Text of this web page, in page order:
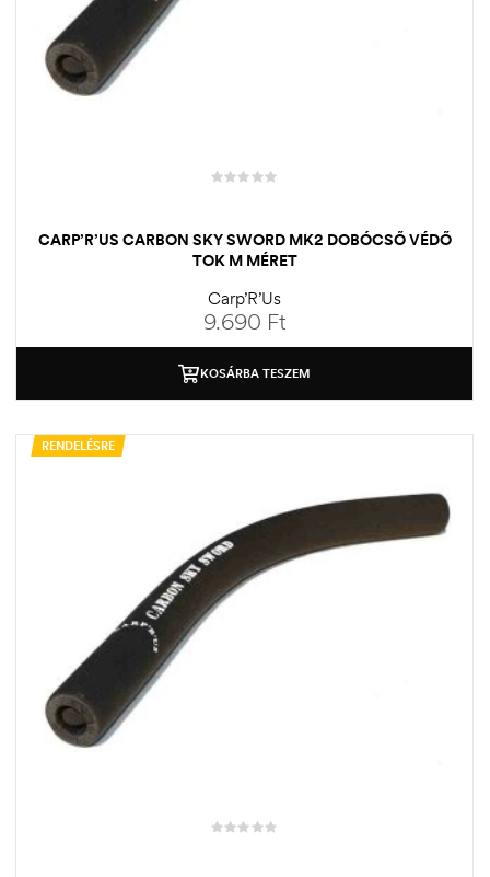
CARP’R’US CARBON SKY SWORD MK2 DOBÓCSŐ VÉDŐ
TOK M MÉRET
Carp’R’Us
9.690 Ft
KOSÁRBA TESZEM
RENDELÉSRE